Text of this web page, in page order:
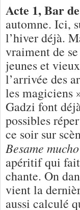
Acte 1, Bar
automne. Ici,
l’hiver déjà.
vraiment de
jeunes et
l’arrivée des
les magiciens
Gadzi font
possibles
ce soir sur
Besame mucho
apéritif qui
chante. On
vient la
aussi calculé